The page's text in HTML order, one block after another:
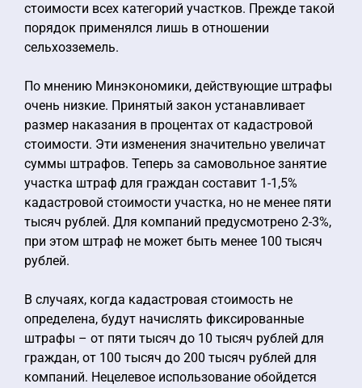
стоимости всех категорий участков. Прежде такой
порядок применялся лишь в отношении
сельхозземель.
По мнению Минэкономики, действующие штрафы
очень низкие. Принятый закон устанавливает
размер наказания в процентах от кадастровой
стоимости. Эти изменения значительно увеличат
суммы штрафов. Теперь за самовольное занятие
участка штраф для граждан составит 1-1,5%
кадастровой стоимости участка, но не менее пяти
тысяч рублей. Для компаний предусмотрено 2-3%,
при этом штраф не может быть менее 100 тысяч
рублей.
В случаях, когда кадастровая стоимость не
определена, будут начислять фиксированные
штрафы – от пяти тысяч до 10 тысяч рублей для
граждан, от 100 тысяч до 200 тысяч рублей для
компаний. Нецелевое использование обойдется